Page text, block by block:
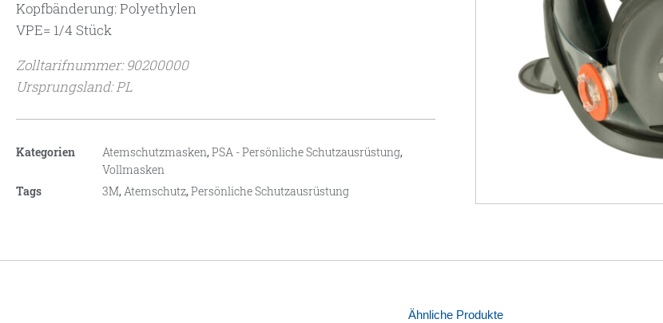
Kopfbänderung: Polyethylen
VPE= 1/4 Stück
Zolltarifnummer: 90200000
Ursprungsland: PL
Kategorien Atemschutzmasken,PSA - Persönliche Schutzausrüstung,
Vollmasken
Tags
3M,Atemschutz,Persönliche Schutzausrüstung
Ähnliche Produkte